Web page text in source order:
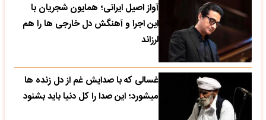
آواز اصیل ایرانی؛ همایون شجریان با
این اجرا و آهنگش دل خارجی ها را هم
لرزاند
غسالی که با صدایش غم از دل زنده ها
میشورد؛ این صدا را کل دنیا باید بشنود